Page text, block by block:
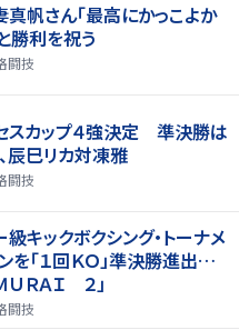
帆さん「最高にかっこよか
勝利を祝う
闘技
スカップ４強決定 準決勝は
辰巳リカ対凍雅
闘技
級キックボクシング・トーナメ
ンを「１回ＫＯ」準決勝進出…
ＵＲＡＩ ２」
闘技